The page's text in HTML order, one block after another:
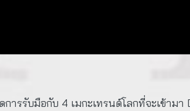
รรับมือกับ 4 เมกะเทรนด์โลกที่จะเข้าม